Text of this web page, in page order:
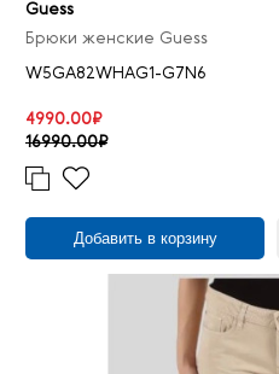
Guess
Брюки женские Guess
W5GA82WHAG1-G7N6
4990.00₽
16990.00₽
Добавить в корзину